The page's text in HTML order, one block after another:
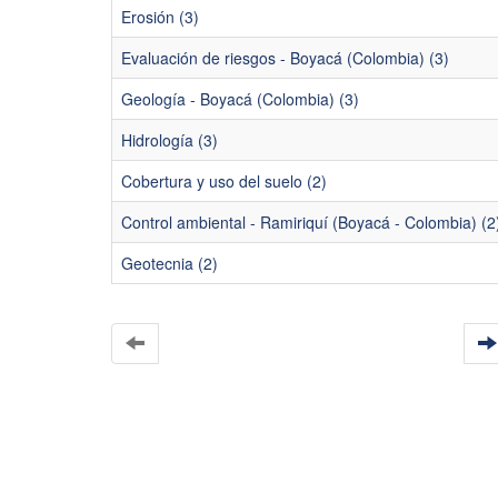
Erosión (3)
Evaluación de riesgos - Boyacá (Colombia) (3)
Geología - Boyacá (Colombia) (3)
Hidrología (3)
Cobertura y uso del suelo (2)
Control ambiental - Ramiriquí (Boyacá - Colombia)
Geotecnia (2)